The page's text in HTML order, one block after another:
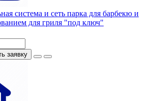
система и сеть парка для барбекю и
для гриля "под ключ"
заявку